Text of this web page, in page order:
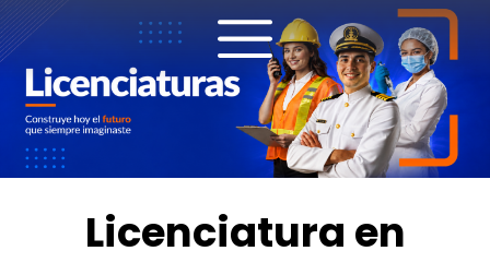
Ir
al
contenido
Licenciatura en